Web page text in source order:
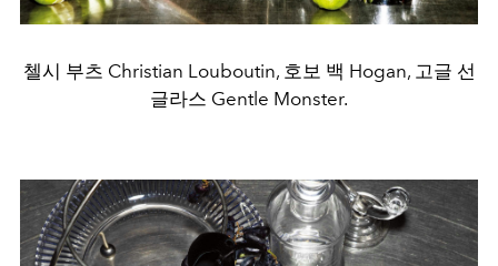
첼시 부츠 Christian Louboutin, 호보 백 Hogan, 고글 선
글라스 Gentle Monster.